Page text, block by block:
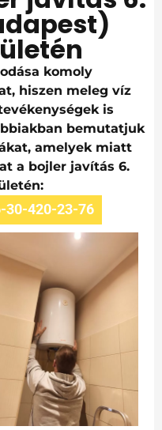
komoly
hiszen meleg víz
is
bemutatjuk
amelyek miatt
a bojler javítás 6.
30-420-23-76